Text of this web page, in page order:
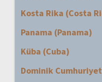
Kosta Rika (Costa
Panama (Panama)
Küba (Cuba)
Dominik